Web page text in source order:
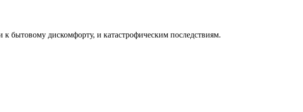
бытовому дискомфорту, и катастрофическим последствиям.